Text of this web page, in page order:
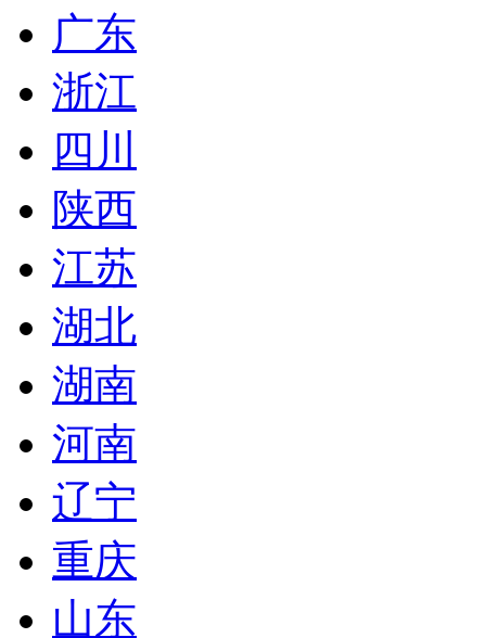
广东
浙江
四川
陕西
江苏
湖北
湖南
河南
辽宁
重庆
山东